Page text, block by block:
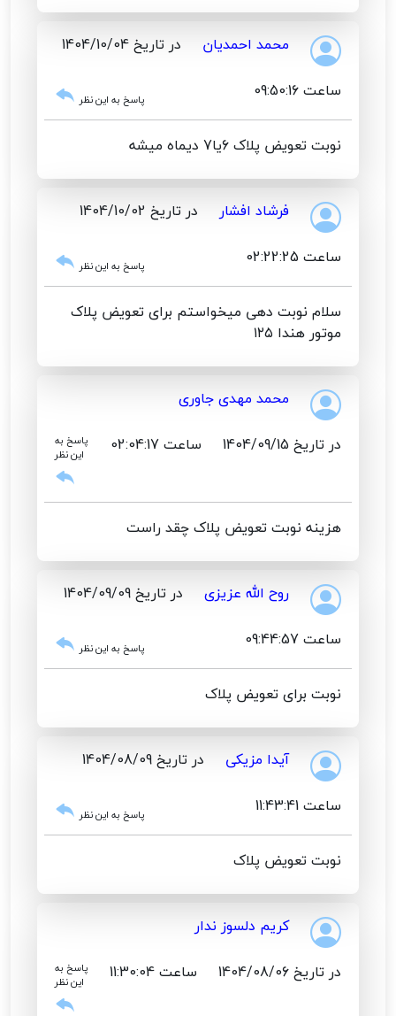
محمد احمدیان
در تاریخ 1404/10/04
ساعت 09:50:16
پاسخ به این نظر
نوبت تعویض پلاک 6یا7 دیماه میشه
فرشاد افشار
در تاریخ 1404/10/02
ساعت 02:22:25
پاسخ به این نظر
سلام نوبت دهی میخواستم برای تعویض پلاک
موتور هندا ۱۲۵
محمد مهدی جاوری
در تاریخ 1404/09/15
ساعت 02:04:17
پاسخ به
این نظر
هزینه نوبت تعویض پلاک چقد راست
روح الله عزیزی
در تاریخ 1404/09/09
ساعت 09:44:57
پاسخ به این نظر
نوبت برای تعویض پلاک
آیدا مزیکی
در تاریخ 1404/08/09
ساعت 11:43:41
پاسخ به این نظر
نوبت تعویض پلاک
کریم دلسوز ندار
در تاریخ 1404/08/06
ساعت 11:30:04
پاسخ به
این نظر